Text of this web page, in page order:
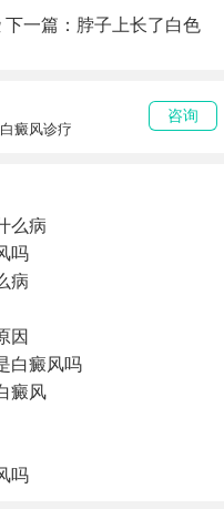
下一篇： 脖子上长了白色
癜风诊疗
咨询
么病
吗
病
因
白癜风吗
癜风
吗